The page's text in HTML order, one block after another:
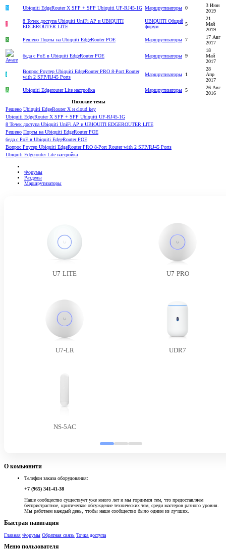
N
Ubiquiti EdgeRouter X SFP + SFP Ubiquiti UF-RJ45-1G Маршрутизаторы 0
3 Июн
2019
J
8 Точек доступа Ubiquiti UniFi AP и UBIQUITI
EDGEROUTER LITE
UBIQUITI Общий
форум
5
21
Май
2019
X
Решено Порты на Ubiquiti EdgeRouter POE Маршрутизаторы 7
17 Авг
2017
беда с PoE в Ubiquiti EdgeRouter POE Маршрутизаторы 9
18
Май
2017
I
Вопрос Роутер Ubiquiti EdgeRouter PRO 8-Port Router
with 2 SFP/RJ45 Ports
Маршрутизаторы 1
28
Апр
2017
А
Ubiquiti Edgerouter Lite настройка Маршрутизаторы 5
26 Авг
2016
Похожие темы
Решено Ubiquiti EdgeRouter X и cloud key
Ubiquiti EdgeRouter X SFP + SFP Ubiquiti UF-RJ45-1G
8 Точек доступа Ubiquiti UniFi AP и UBIQUITI EDGEROUTER LITE
Решено Порты на Ubiquiti EdgeRouter POE
беда с PoE в Ubiquiti EdgeRouter POE
Вопрос Роутер Ubiquiti EdgeRouter PRO 8-Port Router with 2 SFP/RJ45 Ports
Ubiquiti Edgerouter Lite настройка
Форумы
Разделы
Маршрутизаторы
U7-LITE U7-PRO
U7-LR UDR7
NS-5AC
О комьюнити
Телефон заказа оборудования:
+7 (965) 341-41-38
Наше сообщество существует уже много лет и мы гордимся тем, что предоставляем
беспристрастное, критическое обсуждение технических тем, среди мастеров разного уровня.
Мы работаем каждый день, чтобы наше сообщество было одним из лучших.
Быстрая навигация
Главная Форумы Обратная связь Точка доступа
Меню пользователя